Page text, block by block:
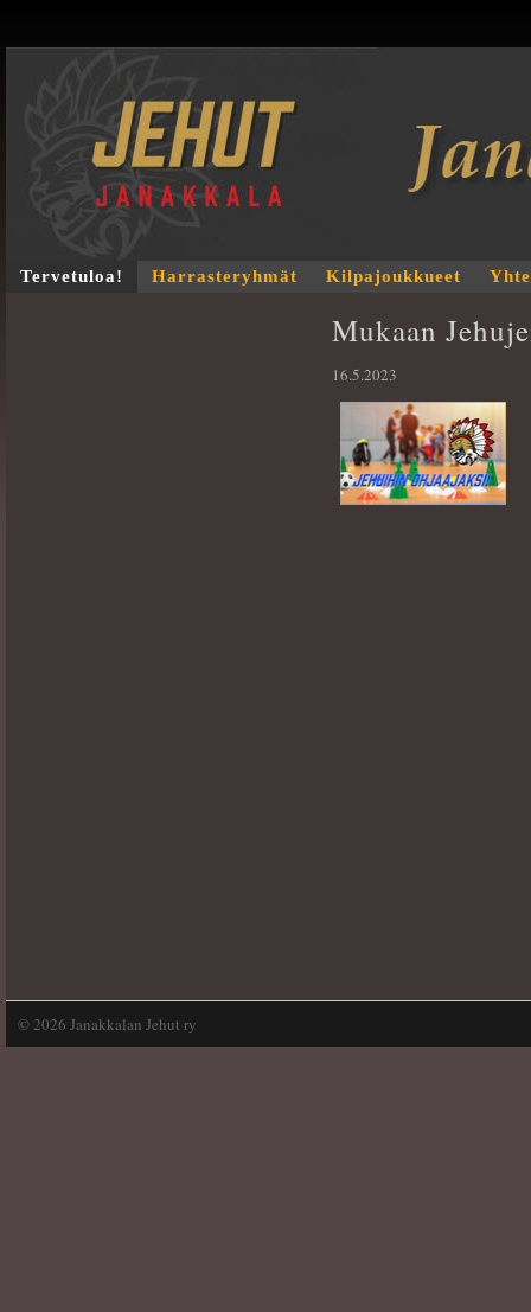
Tervetuloa! Harrasteryhmät Kilpajoukkueet
Mukaan
16.5.2023
© 2026 Janakkalan Jehut ry